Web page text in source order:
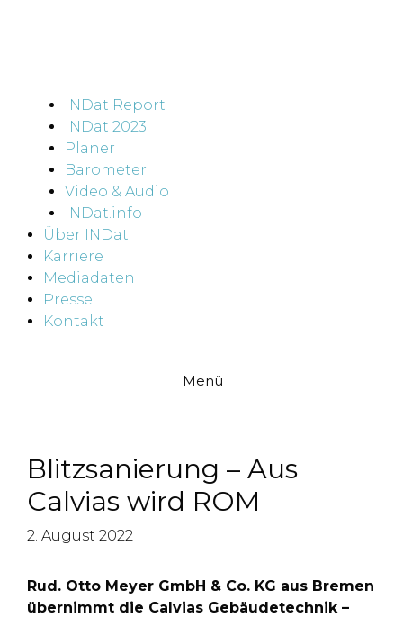
INDat Report
INDat 2023
Planer
Barometer
Video & Audio
INDat.info
Über INDat
Karriere
Mediadaten
Presse
Kontakt
Menü
Blitzsanierung – Aus
Calvias wird ROM
2. August 2022
Rud. Otto Meyer GmbH & Co. KG aus Bremen
übernimmt die Calvias Gebäudetechnik –